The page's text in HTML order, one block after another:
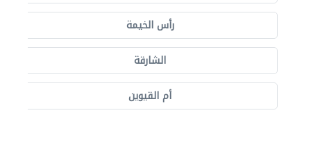
رأس الخيمة
الشارقة
أم القيوين